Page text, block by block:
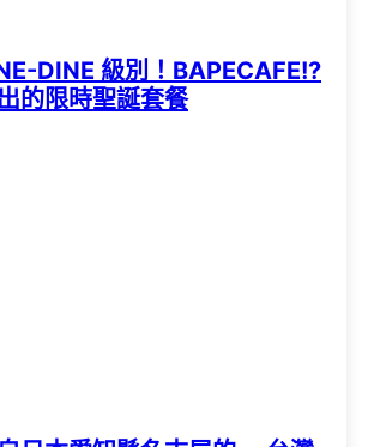
DINE 級別！BAPECAFE!?
的限時聖誕套餐